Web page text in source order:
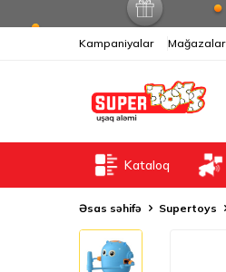
Kampaniyalar Mağazalar
Kataloq
Əsas səhifə Supertoys